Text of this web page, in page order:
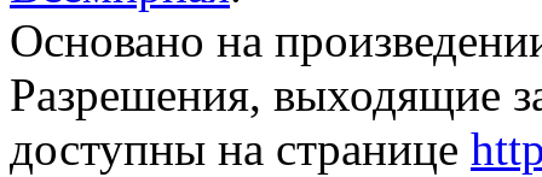
Основано на
Разрешения, выходящие
доступны на странице